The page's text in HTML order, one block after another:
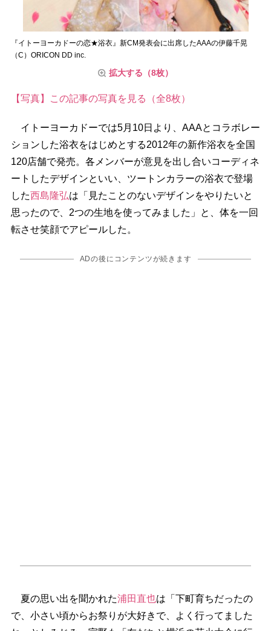
『イトーヨーカドーの恋★浴衣』新CM発表会に出席したAAAの伊藤千晃
（C）ORICON DD inc.
拡大する（8枚）
【写真】この記事の写真を見る（全8枚）
イトーヨーカドーでは5月10日より、AAAとコラボレー
ションした浴衣をはじめとする2012年の新作浴衣を全国
120店舗で発売。各メンバーが意見を出し合いコーディネ
ートしたデザインといい、ツートンカラーの浴衣で登場
した西島隆弘は「見たことのないデザインをやりたいと
思ったので、2つの生地を使ってみました」と、体を一回
転させ笑顔でアピールした。
ADの後にコンテンツが続きます
夏の思い出を聞かれた浦田直也は「下町育ちだったの
で、小さい頃からお祭りが大好きで、よく行ってました